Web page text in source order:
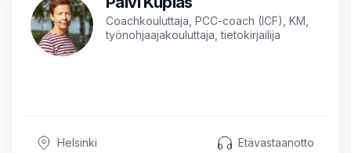
Coachkouluttaja, PCC-coach (ICF), KM,
työnohjaajakouluttaja, tietokirjailija
Helsinki Etävastaanotto